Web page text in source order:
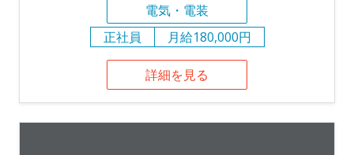
電気・電装
正社員
月給180,000円
詳細を見る